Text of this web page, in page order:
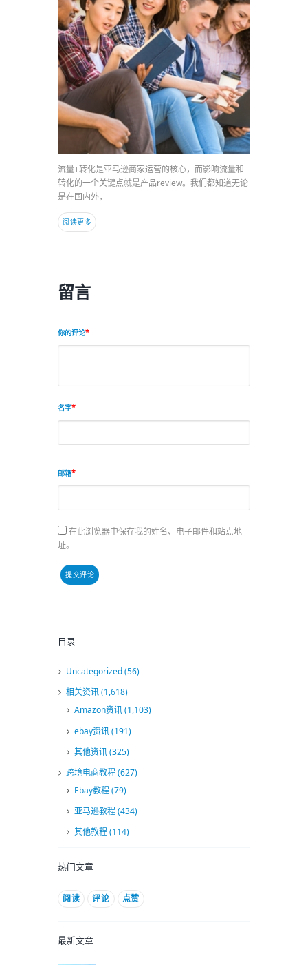
流量+转化是亚马逊商家运营的核心，而影响流量和
转化的一个关键点就是产品review。我们都知道无论
是在国内外，
阅读更多
留言
你的评论
名字
邮箱
在此浏览器中保存我的姓名、电子邮件和站点地
址。
目录
Uncategorized(56)
相关资讯(1,618)
Amazon资讯(1,103)
ebay资讯(191)
其他资讯(325)
跨境电商教程(627)
Ebay教程(79)
亚马逊教程(434)
其他教程(114)
热门文章
阅读 评论 点赞
最新文章